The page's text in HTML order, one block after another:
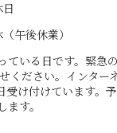
午後休業）
ている日です。緊急
ください。インター
受け付けています。
す。